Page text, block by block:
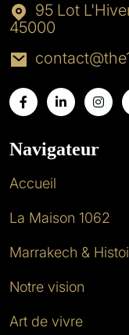
95 Lot
45000
Navigateur
Accueil
La Maison 1062
Marrakech &
Notre vision
Art de vivre